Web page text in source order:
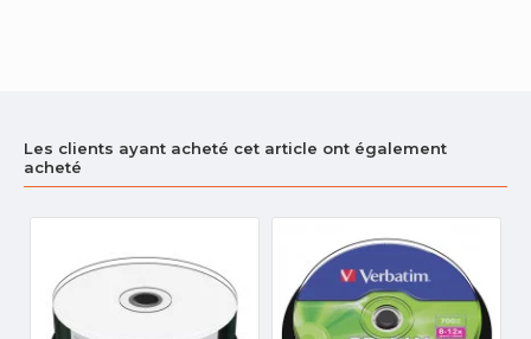
Les clients ayant acheté cet article ont également
acheté